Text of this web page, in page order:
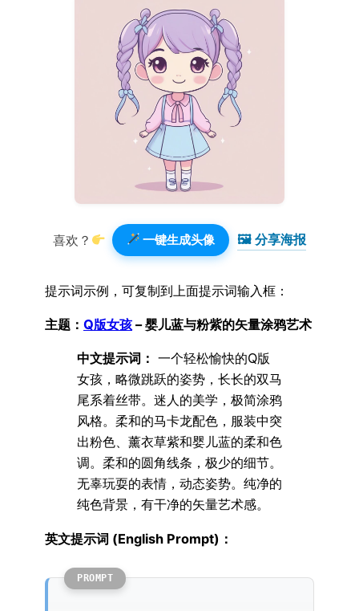
喜欢？ 一键生成头像 🖼 分享海报️
提示词示例，可复制到上面提示词输入框：
主题： Q版女孩 – 婴儿蓝与粉紫的矢量涂鸦艺术
中文提示词： 一个轻松愉快的Q版
女孩，略微跳跃的姿势，长长的双马
尾系着丝带。迷人的美学，极简涂鸦
风格。柔和的马卡龙配色，服装中突
出粉色、薰衣草紫和婴儿蓝的柔和色
调。柔和的圆角线条，极少的细节。
无辜玩耍的表情，动态姿势。纯净的
纯色背景，有干净的矢量艺术感。
英文提示词 (English Prompt)：